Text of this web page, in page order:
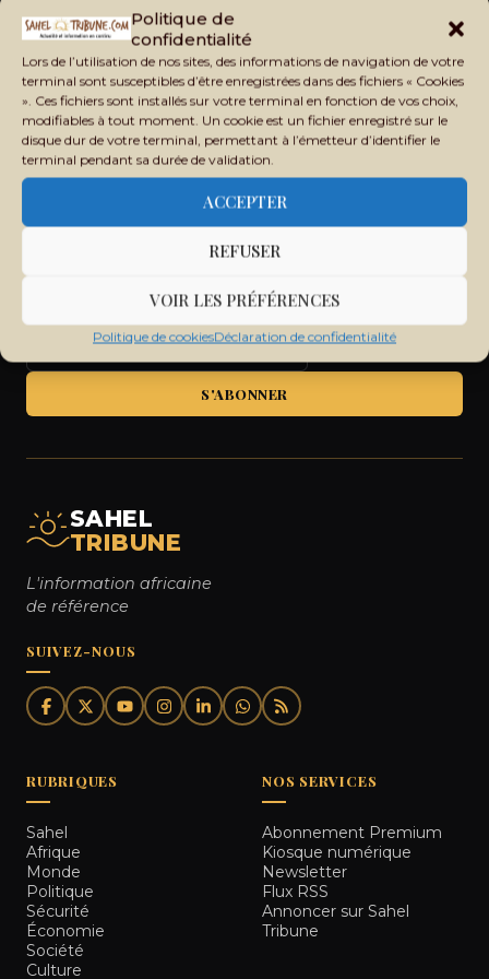
Politique de
confidentialité
Lors de l’utilisation de nos sites, des informations de navigation de votre
terminal sont susceptibles d’être enregistrées dans des fichiers « Cookies
». Ces fichiers sont installés sur votre terminal en fonction de vos choix,
modifiables à tout moment. Un cookie est un fichier enregistré sur le
disque dur de votre terminal, permettant à l’émetteur d’identifier le
terminal pendant sa durée de validation.
ACCEPTER
REFUSER
VOIR LES PRÉFÉRENCES
Politique de cookiesDéclaration de confidentialité
Recevez chaque jour les principales informations du Mali,
du Sahel, de l'Afrique et du monde dans votre boîte mail.
S'ABONNER
SAHEL
TRIBUNE
L'information africaine
de référence
SUIVEZ-NOUS
RUBRIQUES
Sahel
Afrique
Monde
Politique
Sécurité
Économie
Société
Culture
NOS SERVICES
Abonnement Premium
Kiosque numérique
Newsletter
Flux RSS
Annoncer sur Sahel
Tribune